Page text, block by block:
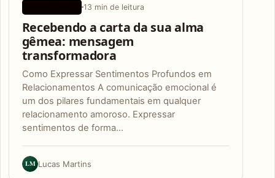
13 min de leitura
Recebendo a carta da sua alma
gêmea: mensagem
transformadora
Como Expressar Sentimentos Profundos em
Relacionamentos A comunicação emocional é
um dos pilares fundamentais em qualquer
relacionamento amoroso. Expressar
sentimentos de forma…
LM Lucas Martins